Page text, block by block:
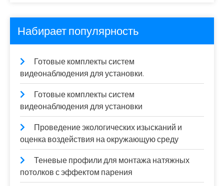
Набирает популярность
Готовые комплекты систем
видеонаблюдения для установки.
Готовые комплекты систем
видеонаблюдения для установки
Проведение экологических изысканий и
оценка воздействия на окружающую среду
Теневые профили для монтажа натяжных
потолков с эффектом парения